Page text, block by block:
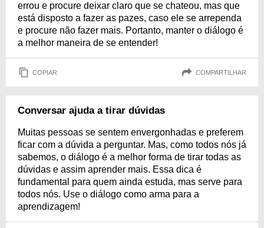
errou e procure deixar claro que se chateou, mas que
está disposto a fazer as pazes, caso ele se arrependa
e procure não fazer mais. Portanto, manter o diálogo é
a melhor maneira de se entender!
COPIAR COMPARTILHAR
Conversar ajuda a tirar dúvidas
Muitas pessoas se sentem envergonhadas e preferem
ficar com a dúvida a perguntar. Mas, como todos nós já
sabemos, o diálogo é a melhor forma de tirar todas as
dúvidas e assim aprender mais. Essa dica é
fundamental para quem ainda estuda, mas serve para
todos nós. Use o diálogo como arma para a
aprendizagem!